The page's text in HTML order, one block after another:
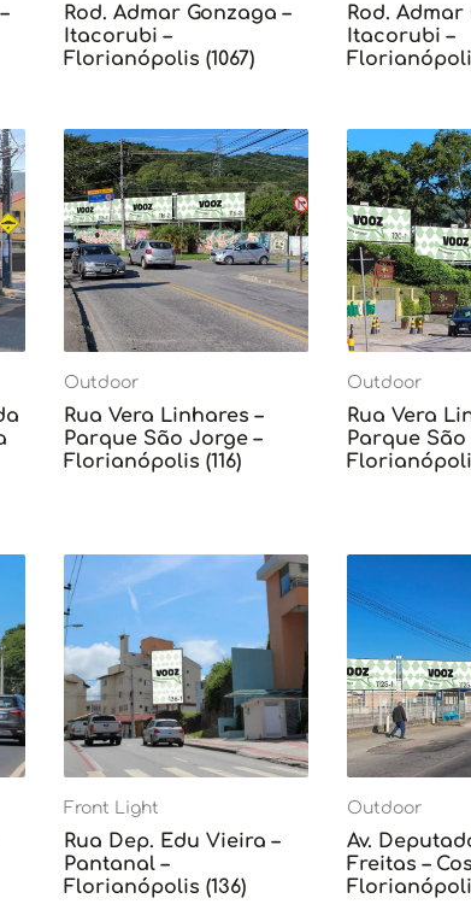
Rod. Admar Gonzaga –
Itacorubi –
Florianópolis (1067)
Rod. Admar
Itacorubi –
Outdoor
Rua Vera Linhares –
Parque São Jorge –
Florianópolis (116)
Outdoor
Rua Vera
Parque São
Front Light
Rua Dep. Edu Vieira –
Pantanal –
Florianópolis (136)
Outdoor
Av.
Freitas –